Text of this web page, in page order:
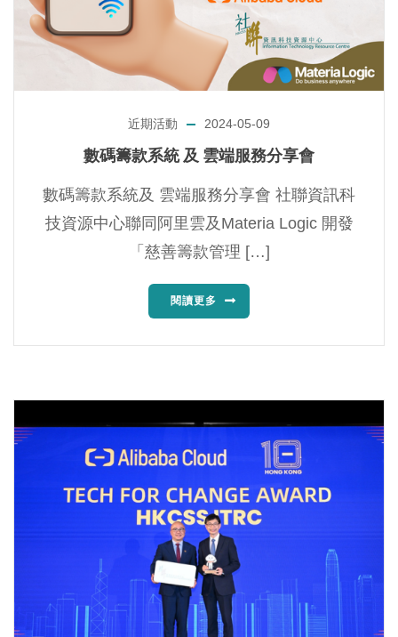
近期活動 2024-05-09
數碼籌款系統 及 雲端服務分享會
數碼籌款系統及 雲端服務分享會 社聯資訊科
技資源中心聯同阿里雲及Materia Logic 開發
「慈善籌款管理 […]
閱讀更多